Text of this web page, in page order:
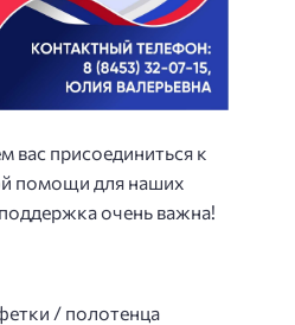
вас присоединиться к
помощи для наших
очень важна!
/ полотенца